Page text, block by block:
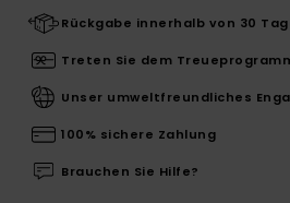
Rückgabe innerhalb von 30
Treten Sie dem
Unser umweltfreundliches
100% sichere Zahlung
Brauchen Sie Hilfe?